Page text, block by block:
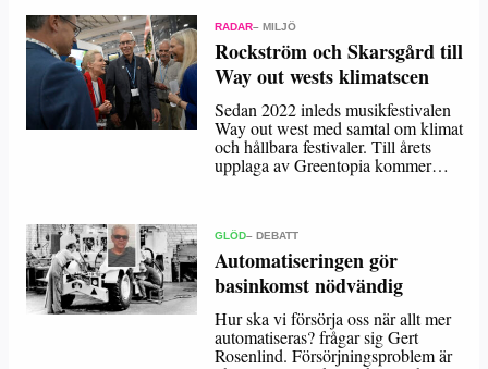
RADAR– MILJÖ
Rockström och Skarsgård till
Way out wests klimatscen
Sedan 2022 inleds musikfestivalen
Way out west med samtal om klimat
och hållbara festivaler. Till årets
upplaga av Greentopia kommer…
GLÖD– DEBATT
Automatiseringen gör
basinkomst nödvändig
Hur ska vi försörja oss när allt mer
automatiseras? frågar sig Gert
Rosenlind. Försörjningsproblem är